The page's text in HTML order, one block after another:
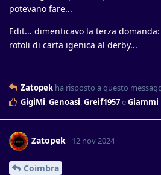
potevano fare...
Edit... dimenticavo la terza
rotoli di carta igenica al derby...
Zatopek ha risposto a questo
GigiMi,Genoasi,Greif1957eGiammi
Zatopek 12 nov 2024
Coimbra